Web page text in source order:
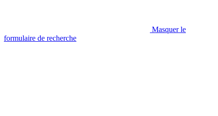
Masquer le
formulaire de recherche